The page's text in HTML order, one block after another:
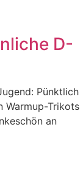
D-
Pünktlich
Warmup-Trikots
an